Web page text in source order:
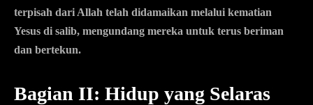
terpisah dari Allah telah didamaikan melalui kematian
Yesus di salib, mengundang mereka untuk terus beriman
dan bertekun.
Bagian II: Hidup yang Selaras